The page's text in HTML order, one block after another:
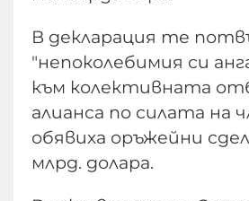
В декларация те
"непоколебимия си
към колективната
алианса по силата на
обявиха оръжейни
млрд. долара.